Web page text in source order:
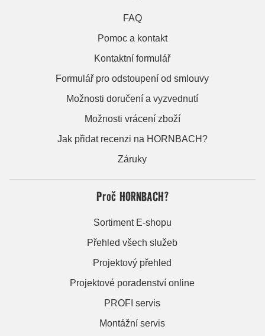
FAQ
Pomoc a kontakt
Kontaktní formulář
Formulář pro odstoupení od smlouvy
Možnosti doručení a vyzvednutí
Možnosti vrácení zboží
Jak přidat recenzi na HORNBACH?
Záruky
Proč HORNBACH?
Sortiment E-shopu
Přehled všech služeb
Projektový přehled
Projektové poradenství online
PROFI servis
Montážní servis